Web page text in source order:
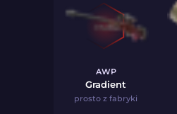
AWP
Gradient
prosto z fabryki